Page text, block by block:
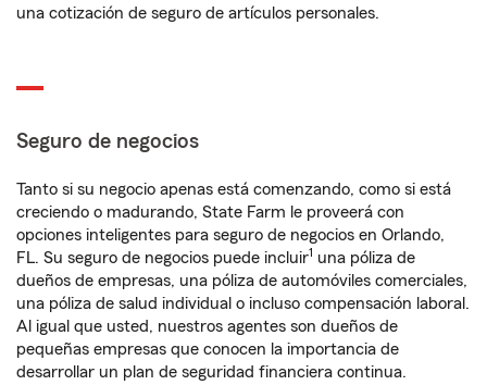
una cotización de seguro de artículos personales.
Seguro de negocios
Tanto si su negocio apenas está comenzando, como si está
creciendo o madurando, State Farm le proveerá con
opciones inteligentes para seguro de negocios en Orlando,
FL. Su seguro de negocios puede incluir1 una póliza de
dueños de empresas, una póliza de automóviles comerciales,
una póliza de salud individual o incluso compensación laboral.
Al igual que usted, nuestros agentes son dueños de
pequeñas empresas que conocen la importancia de
desarrollar un plan de seguridad financiera continua.